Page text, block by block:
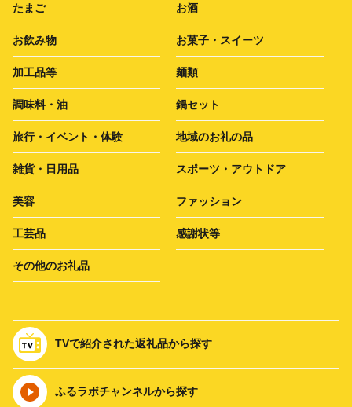
たまご お酒
お飲み物 お菓子・スイーツ
加工品等 麺類
調味料・油 鍋セット
旅行・イベント・体験 地域のお礼の品
雑貨・日用品 スポーツ・アウトドア
美容 ファッション
工芸品 感謝状等
その他のお礼品
TVで紹介された返礼品から探す
ふるラボチャンネルから探す